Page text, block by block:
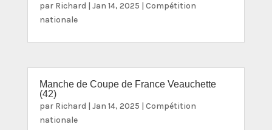
par Richard | Jan 14, 2025 | Compétition
nationale
Manche de Coupe de France Veauchette
(42)
par Richard | Jan 14, 2025 | Compétition
nationale